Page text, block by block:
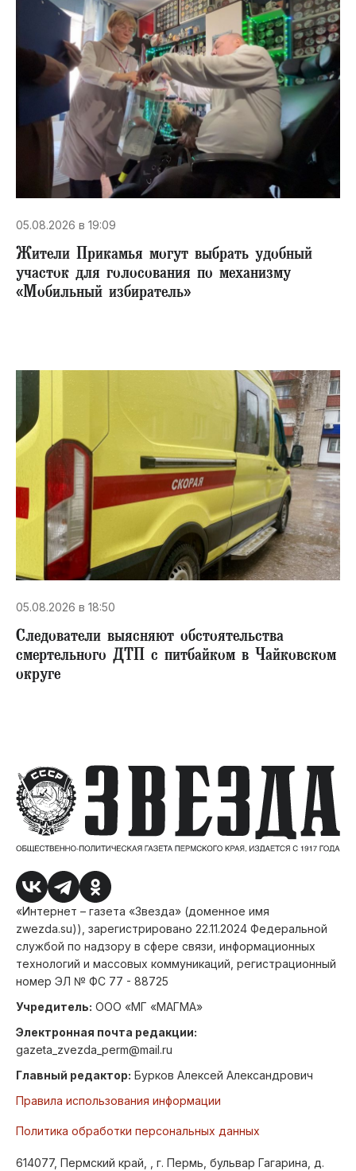
05.08.2026 в 19:09
Жители Прикамья могут выбрать удобный
участок для голосования по механизму
«Мобильный избиратель»
05.08.2026 в 18:50
Следователи выясняют обстоятельства
смертельного ДТП с питбайком в Чайковском
округе
«Интернет – газета «Звезда» (доменное имя
zwezda.su)), зарегистрировано 22.11.2024 Федеральной
службой по надзору в сфере связи, информационных
технологий и массовых коммуникаций, регистрационный
номер ЭЛ № ФС 77 - 88725
Учредитель: ООО «МГ «МАГМА»
Электронная почта редакции:
gazeta_zvezda_perm@mail.ru
Главный редактор: Бурков Алексей Александрович
Правила использования информации
Политика обработки персональных данных
614077, Пермский край, , г. Пермь, бульвар Гагарина, д.